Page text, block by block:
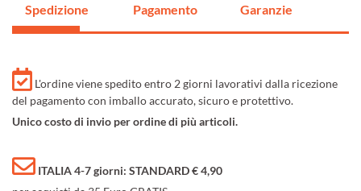
Spedizione Pagamento Garanzie
L'ordine viene spedito entro 2 giorni lavorativi dalla ricezione
del pagamento con imballo accurato, sicuro e protettivo.
Unico costo di invio per ordine di più articoli.
ITALIA 4-7 giorni: STANDARD € 4,90